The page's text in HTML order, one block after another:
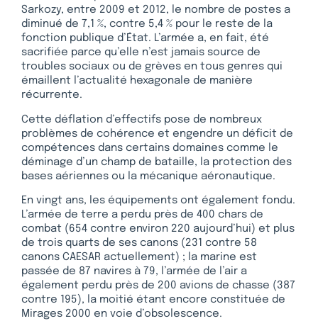
Sarkozy, entre 2009 et 2012, le nombre de postes a
diminué de 7,1 %, contre 5,4 % pour le reste de la
fonction publique d’État. L’armée a, en fait, été
sacrifiée parce qu’elle n’est jamais source de
troubles sociaux ou de grèves en tous genres qui
émaillent l’actualité hexagonale de manière
récurrente.
Cette déflation d’effectifs pose de nombreux
problèmes de cohérence et engendre un déficit de
compétences dans certains domaines comme le
déminage d’un champ de bataille, la protection des
bases aériennes ou la mécanique aéronautique.
En vingt ans, les équipements ont également fondu.
L’armée de terre a perdu près de 400 chars de
combat (654 contre environ 220 aujourd’hui) et plus
de trois quarts de ses canons (231 contre 58
canons CAESAR actuellement) ; la marine est
passée de 87 navires à 79, l’armée de l’air a
également perdu près de 200 avions de chasse (387
contre 195), la moitié étant encore constituée de
Mirages 2000 en voie d’obsolescence.